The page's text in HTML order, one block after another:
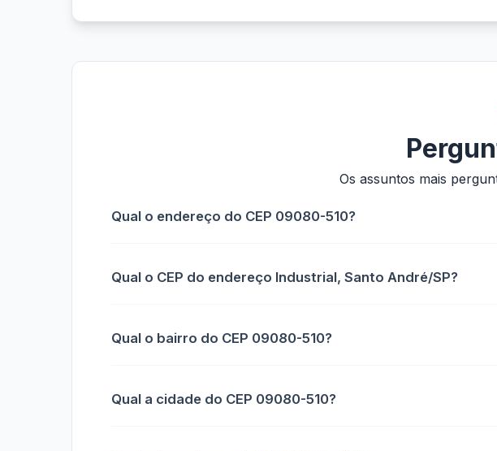
Os assuntos mais
Qual o endereço do CEP 09080-510?
Qual o CEP do endereço Industrial, Santo André/SP?
Qual o bairro do CEP 09080-510?
Qual a cidade do CEP 09080-510?